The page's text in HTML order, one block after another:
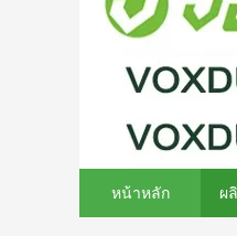
หน้าหลัก ผ